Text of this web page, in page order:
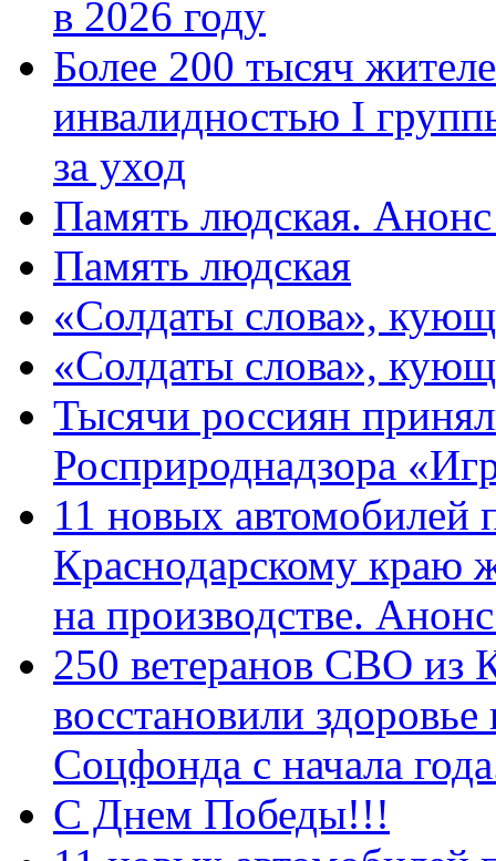
в 2026 году
Более 200 тысяч
инвалидностью I
за уход
Память людская.
Память людская
«Солдаты слова»,
«Солдаты слова»,
Тысячи россиян
Росприроднадзора
11 новых автомобилей
Краснодарскому краю
на производстве.
250 ветеранов СВО из
восстановили
Соцфонда с начала
С Днем Победы!!!